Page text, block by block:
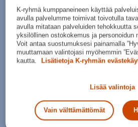
Tuotteeseen liittyvät listaukset:
Hiihtomonot - Luistelumonot ,Hiihtomonot
Väri:Musta(FISS40424V)
Musta
Valitse koko:
37
38 39 40 41
Lisää
Tarkista saatavuus myymälästä
K-ryhmä kumppaneineen käyttää
avulla palvelumme toimivat toivotulla
avulla mitataan palveluiden tehokkuutta
yksilöllinen ostokokemus ja personoidun
Voit antaa suostumuksesi painamalla
muuttamaan valintojasi myöhemmin
kautta.
Lisätietoja K-ryhmän
Lisää valintoja
Vain välttämättömät